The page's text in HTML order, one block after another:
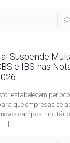
Suspende
e IBS nas
estabelecem
que empresas se
campos
[…]